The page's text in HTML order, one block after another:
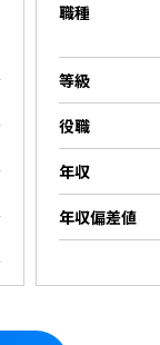
職種
等級
役職
年収
年収偏差値